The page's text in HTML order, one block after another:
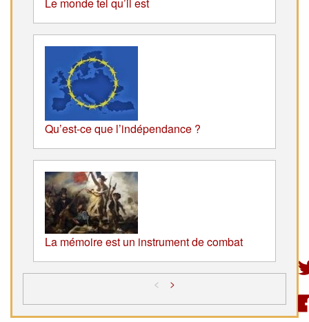
Le monde tel qu’il est
Qu’est-ce que l’indépendance ?
La mémoire est un instrument de combat
< >